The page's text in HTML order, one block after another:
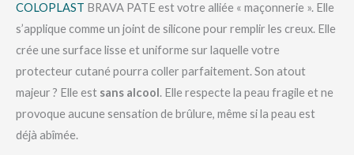
COLOPLAST BRAVA PATE est votre alliée « maçonnerie ». Elle
s’applique comme un joint de silicone pour remplir les creux. Elle
crée une surface lisse et uniforme sur laquelle votre
protecteur cutané pourra coller parfaitement. Son atout
majeur ? Elle est sans alcool. Elle respecte la peau fragile et ne
provoque aucune sensation de brûlure, même si la peau est
déjà abîmée.